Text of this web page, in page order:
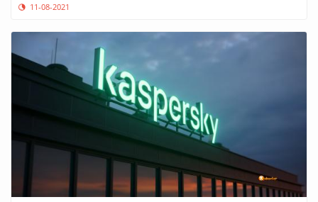
11-08-2021